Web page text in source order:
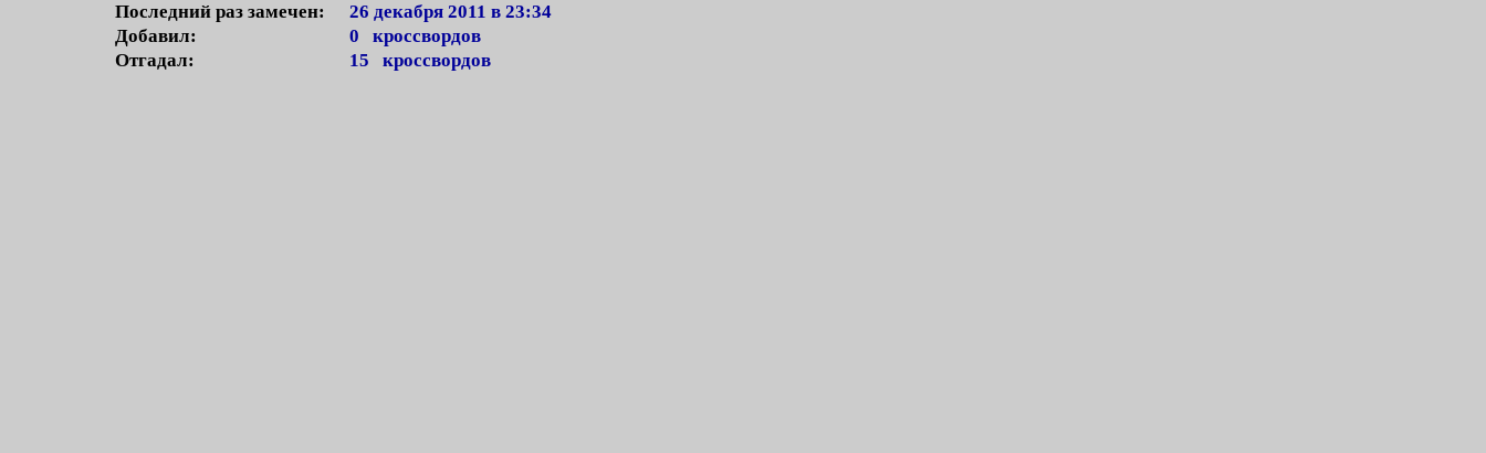
Последний раз замечен:
26 декабря 2011 в 23:34
Добавил:
0 кроссвордов
Отгадал:
15 кроссвордов